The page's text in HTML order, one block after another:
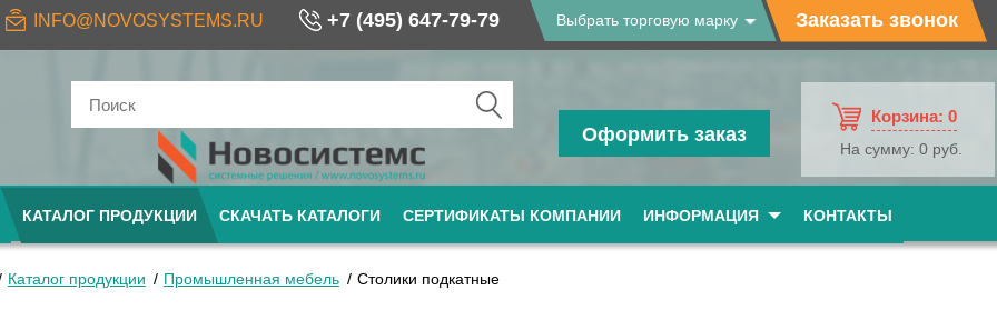
INFO@NOVOSYSTEMS.RU +7 (495) 647-79-79 Выбрать торговую марку Заказать звонок
Оформить заказ
Корзина: 0
На сумму: 0 руб.
КАТАЛОГ ПРОДУКЦИИ СКАЧАТЬ КАТАЛОГИ СЕРТИФИКАТЫ КОМПАНИИ ИНФОРМАЦИЯ КОНТАКТЫ
Каталог продукции Промышленная мебель Столики подкатные